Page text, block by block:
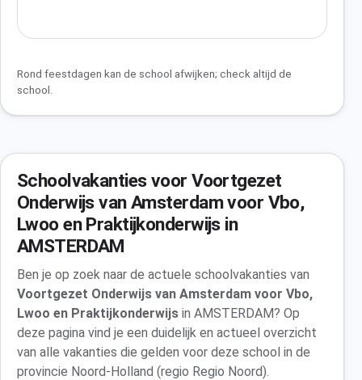
Rond feestdagen kan de school afwijken; check altijd de
school.
Schoolvakanties voor Voortgezet
Onderwijs van Amsterdam voor Vbo,
Lwoo en Praktijkonderwijs in
AMSTERDAM
Ben je op zoek naar de actuele schoolvakanties van
Voortgezet Onderwijs van Amsterdam voor Vbo,
Lwoo en Praktijkonderwijs in AMSTERDAM? Op
deze pagina vind je een duidelijk en actueel overzicht
van alle vakanties die gelden voor deze school in de
provincie Noord-Holland (regio Regio Noord).